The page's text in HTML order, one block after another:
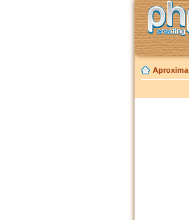
Aproxima